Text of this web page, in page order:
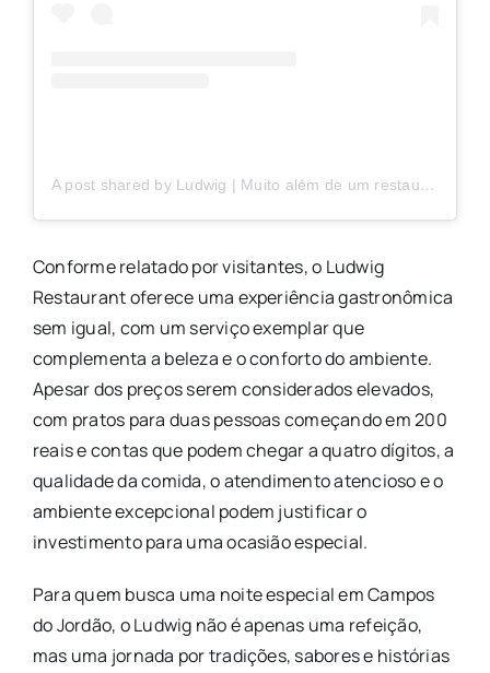
A post shared by Ludwig | Muito além de um restaurante (@ludwigrestaurantoficial)
Conforme relatado por visitantes, o Ludwig
Restaurant oferece uma experiência gastronômica
sem igual, com um serviço exemplar que
complementa a beleza e o conforto do ambiente.
Apesar dos preços serem considerados elevados,
com pratos para duas pessoas começando em 200
reais e contas que podem chegar a quatro dígitos, a
qualidade da comida, o atendimento atencioso e o
ambiente excepcional podem justificar o
investimento para uma ocasião especial.
Para quem busca uma noite especial em Campos
do Jordão, o Ludwig não é apenas uma refeição,
mas uma jornada por tradições, sabores e histórias